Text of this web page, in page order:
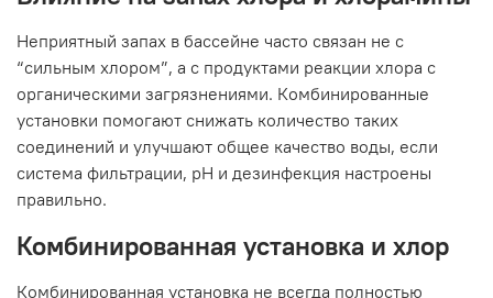
Неприятный запах в бассейне часто связан не с
“сильным хлором”, а с продуктами реакции хлора с
органическими загрязнениями. Комбинированные
установки помогают снижать количество таких
соединений и улучшают общее качество воды, если
система фильтрации, pH и дезинфекция настроены
правильно.
Комбинированная установка и хлор
Комбинированная установка не всегда полностью